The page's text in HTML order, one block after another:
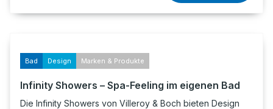
Bad Design Marken & Produkte
Infinity Showers – Spa-Feeling im eigenen Bad
Die Infinity Showers von Villeroy & Boch bieten Design